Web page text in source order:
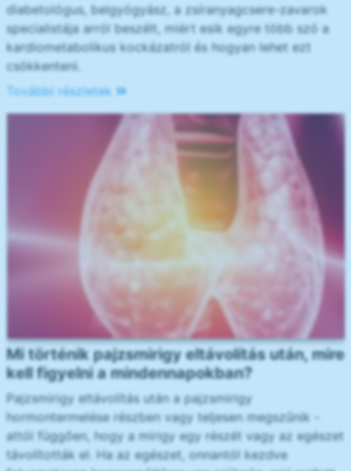
diabetológus, belgyógyász, a zsíranyagcsere-zavarok
specialistája arról beszélt, miért esik egyre több szó a
kardiometabolikus kockázatról és hogyan lehet ezt
csökkenteni.
További részletek
Mi történik pajzsmirigy eltávolítás után, mire
kell figyelni a mindennapokban?
Pajzsmirigy eltávolítás után a pajzsmirigy
hormontermelése részben vagy teljesen megszűnik -
attól függően, hogy a mirigy egy részét vagy az egészet
távolították el. Ha az egészet, onnantól kezdve